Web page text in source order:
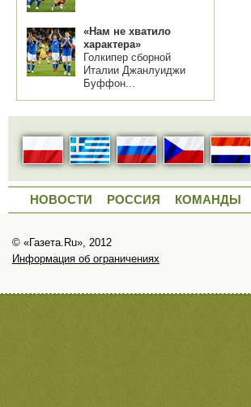
«Нам не хватило
характера»
Голкипер сборной
Италии Джанлуиджи
Буффон...
НОВОСТИ РОССИЯ КОМАНДЫ
© «Газета.Ru», 2012
Информация об ограничениях